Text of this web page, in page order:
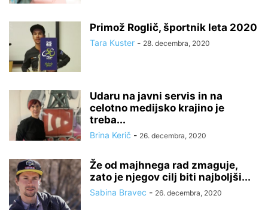
Primož Roglič, športnik leta 2020
Tara Kuster - 28. decembra, 2020
Udaru na javni servis in na
celotno medijsko krajino je
treba...
Brina Kerič - 26. decembra, 2020
Že od majhnega rad zmaguje,
zato je njegov cilj biti najboljši...
Sabina Bravec - 26. decembra, 2020